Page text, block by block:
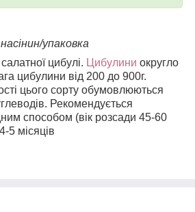
упаковка
цибулі. Цибулини округло
цибулини від 200 до 900г.
цього сорту обумовлюються
Рекомендується
способом (вік розсади 45-60
5 місяців